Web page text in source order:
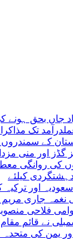
3519 افراد جاں بحق ہونے کی
تک مذاکرات
سمندروں میں
منی مزدا
روانگی معطل
کیلئے
اور ترکیہ کا
مریم نواز
منصوبوں
قائم مقام
کی متحدہ عرب